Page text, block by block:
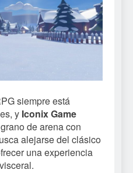
siempre está
y Iconix Game
de arena con
alejarse del clásico
una experiencia